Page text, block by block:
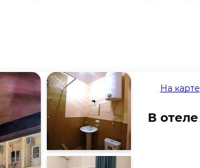
На карте
В отеле